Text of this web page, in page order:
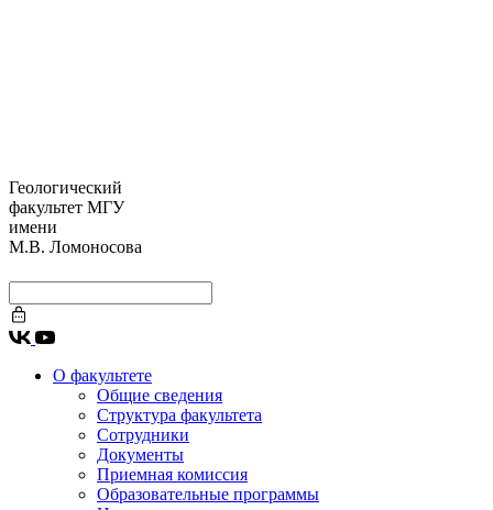
Геологический
факультет МГУ
имени
М.В. Ломоносова
О факультете
Общие сведения
Структура факультета
Сотрудники
Документы
Приемная комиссия
Образовательные программы